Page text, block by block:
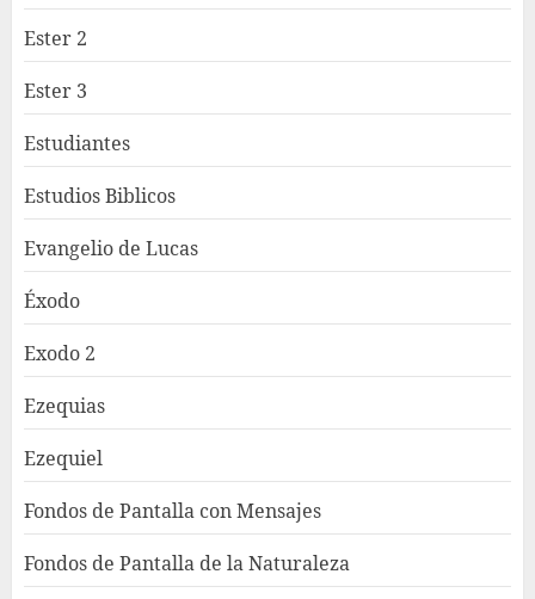
Ester 2
Ester 3
Estudiantes
Estudios Biblicos
Evangelio de Lucas
Éxodo
Exodo 2
Ezequias
Ezequiel
Fondos de Pantalla con Mensajes
Fondos de Pantalla de la Naturaleza